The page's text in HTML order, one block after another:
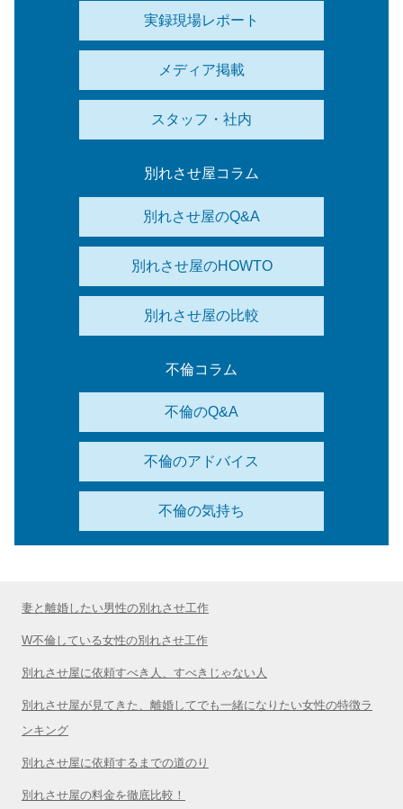
実録現場レポート
メディア掲載
スタッフ・社内
別れさせ屋コラム
別れさせ屋のQ&A
別れさせ屋のHOWTO
別れさせ屋の比較
不倫コラム
不倫のQ&A
不倫のアドバイス
不倫の気持ち
妻と離婚したい男性の別れさせ工作
W不倫している女性の別れさせ工作
別れさせ屋に依頼すべき人、すべきじゃない人
別れさせ屋が見てきた、離婚してでも一緒になりたい女性の特徴ラ
ンキング
別れさせ屋に依頼するまでの道のり
別れさせ屋の料金を徹底比較！